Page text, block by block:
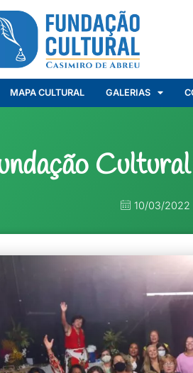
MAPA CULTURAL GALERIAS
10/03/2022